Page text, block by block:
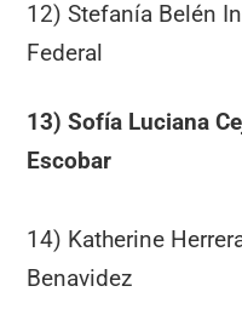
12) Stefanía Belén
Federal
13) Sofía Luciana
Escobar
14) Katherine
Benavidez